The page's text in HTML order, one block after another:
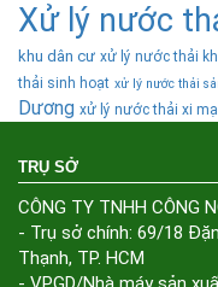
Xử lý nước
khu dân cư xử lý nước thải
thải sinh hoạt xử lý nước thải
Dương xử lý nước thải xi mạ
TRỤ SỞ
CÔNG TY TNHH CÔNG
- Trụ sở chính: 69/18
Thạnh, TP. HCM